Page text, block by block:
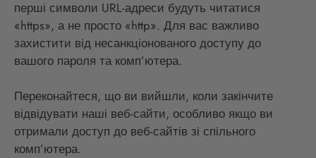
перші символи URL-адреси будуть читатися
«https», а не просто «http». Для вас важливо
захистити від несанкціонованого доступу до
вашого пароля та комп’ютера.
Переконайтеся, що ви вийшли, коли закінчите
відвідувати наші веб-сайти, особливо якщо ви
отримали доступ до веб-сайтів зі спільного
комп’ютера.